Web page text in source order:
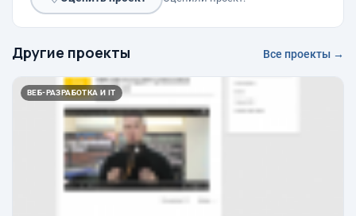
Другие проекты Все проекты →
ВЕБ-РАЗРАБОТКА И IT